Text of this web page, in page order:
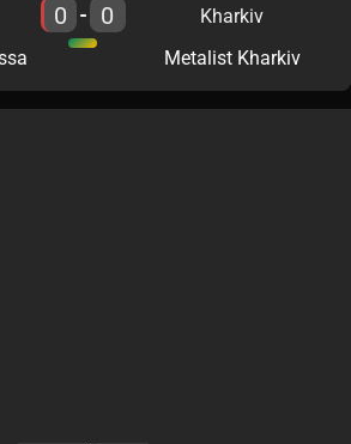
0 - 0
Metalist Kharkiv